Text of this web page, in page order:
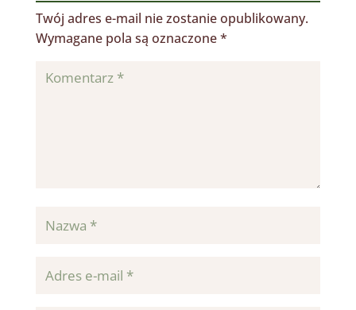
Twój adres e-mail nie zostanie opublikowany.
Wymagane pola są oznaczone*